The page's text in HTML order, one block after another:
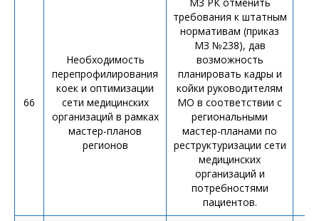
66
Необходимость
перепрофилирования
коек и оптимизации
сети медицинских
организаций в рамках
мастер-планов
регионов
МЗ РК отменить
требования к штатным
нормативам (приказ
МЗ №238), дав
возможность
планировать кадры и
койки руководителям
МО в соответствии с
региональными
мастер-планами по
реструктуризации сети
медицинских
организаций и
потребностями
пациентов.